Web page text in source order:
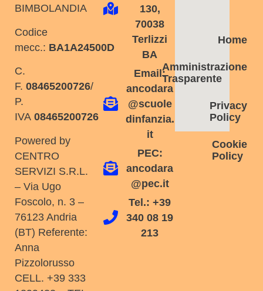
BIMBOLANDIA
Codice
mecc.: BA1A24500D
C.
F. 08465200726/
P.
IVA 08465200726
Powered by
CENTRO
SERVIZI S.R.L.
– Via Ugo
Foscolo, n. 3 –
76123 Andria
(BT) Referente:
Anna
Pizzolorusso
CELL. +39 333
130,
70038
Terlizzi
BA
Email:
ancodara
@scuole
dinfanzia.
it
PEC:
ancodara
@pec.it
Tel.: +39
340 08 19
213
Home
Amministrazione
Trasparente
Privacy
Policy
Cookie
Policy